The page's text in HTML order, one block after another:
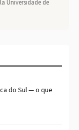
Universidade de
do Sul — o que